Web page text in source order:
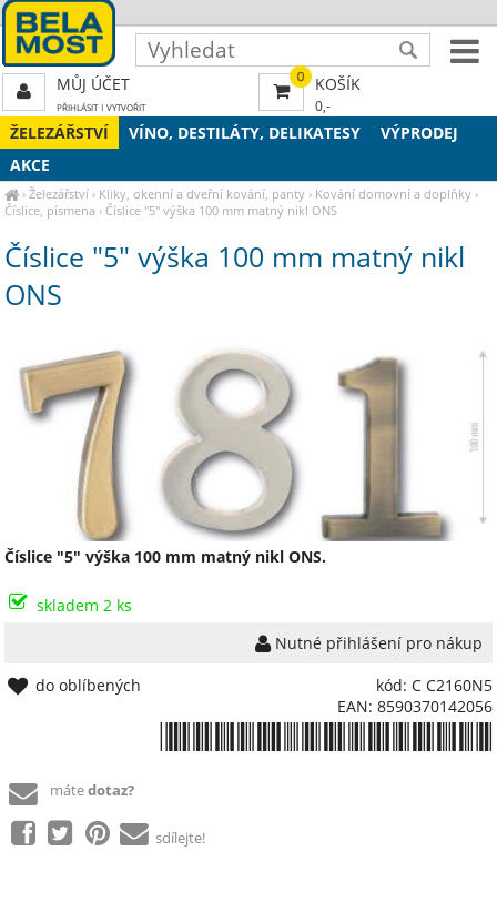
ŽELEZÁŘSTVÍ VÍNO, DESTILÁTY, DELIKATESY
VÝPRODEJ
AKCE
›Železářství › Kliky, okenní a dveřní kování, panty › Kování domovní a doplňky ›
Číslice, písmena ›Číslice "5" výška 100 mm matný nikl ONS
Číslice "5" výška 100 mm matný nikl
ONS
Číslice "5" výška 100 mm matný nikl ONS.
skladem 2 ks
Nutné přihlášení pro nákup
kód: C C2160N5
EAN: 8590370142056
do oblíbených
mátedotaz?
sdílejte!
0 KOŠÍK
0,-
MŮJ ÚČET
PŘIHLÁSIT| VYTVOŘIT